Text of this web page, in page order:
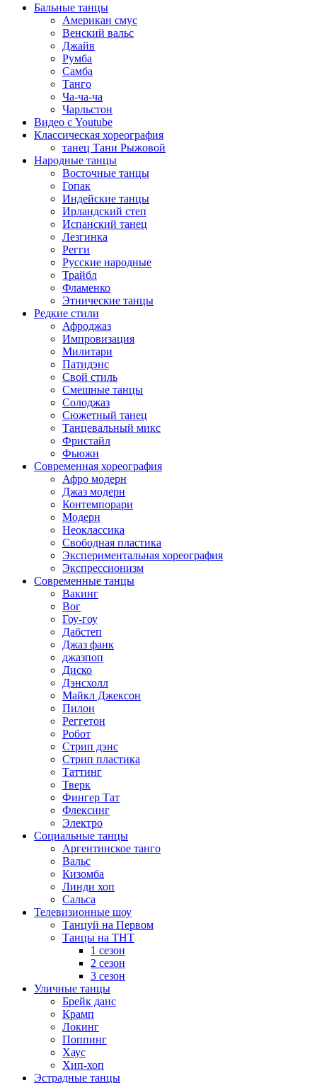
Бальные танцы
Американ смус
Венский вальс
Джайв
Румба
Самба
Танго
Ча-ча-ча
Чарльстон
Видео с Youtube
Классическая хореография
танец Тани Рыжовой
Народные танцы
Восточные танцы
Гопак
Индейские танцы
Ирландский степ
Испанский танец
Лезгинка
Регги
Русские народные
Трайбл
Фламенко
Этнические танцы
Редкие стили
Афроджаз
Импровизация
Милитари
Патидэнс
Свой стиль
Смешные танцы
Солоджаз
Сюжетный танец
Танцевальный микс
Фристайл
Фьюжн
Современная хореография
Афро модерн
Джаз модерн
Контемпорари
Модерн
Неоклассика
Свободная пластика
Экспериментальная хореография
Экспрессионизм
Современные танцы
Вакинг
Вог
Гоу-гоу
Дабстеп
Джаз фанк
джазпоп
Диско
Дэнсхолл
Майкл Джексон
Пилон
Реггетон
Робот
Стрип дэнс
Стрип пластика
Таттинг
Тверк
Фингер Тат
Флексинг
Электро
Социальные танцы
Аргентинское танго
Вальс
Кизомба
Линди хоп
Сальса
Телевизионные шоу
Танцуй на Первом
Танцы на ТНТ
1 сезон
2 сезон
3 сезон
Уличные танцы
Брейк данс
Крамп
Локинг
Поппинг
Хаус
Хип-хоп
Эстрадные танцы